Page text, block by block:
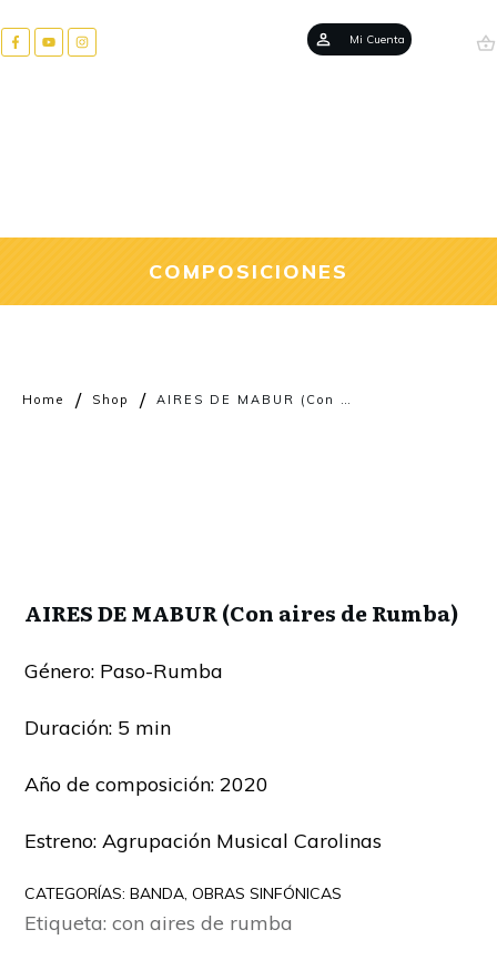
Mi Cuenta
COMPOSICIONES
Home / Shop /
AIRES DE MABUR (Con aires de Rumba)
Género: Paso-Rumba
Duración: 5 min
Año de composición: 2020
Estreno: Agrupación Musical Carolinas
CATEGORÍAS: BANDA, OBRAS SINFÓNICAS
Etiqueta: con aires de rumba